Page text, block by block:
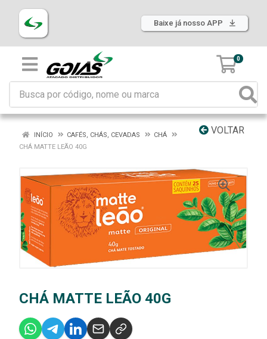
Baixe já nosso APP
0
VOLTAR
INÍCIO CAFÉS, CHÁS, CEVADAS
CHÁ
CHÁ MATTE LEÃO 40G
CHÁ MATTE LEÃO 40G